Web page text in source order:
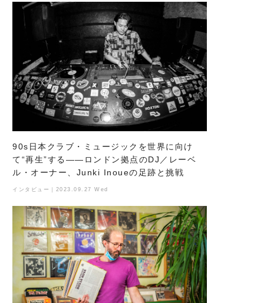
90s日本クラブ・ミュージックを世界に向け
て“再生”する——ロンドン拠点のDJ／レーベ
ル・オーナー、Junki Inoueの足跡と挑戦
インタビュー｜2023.09.27 Wed